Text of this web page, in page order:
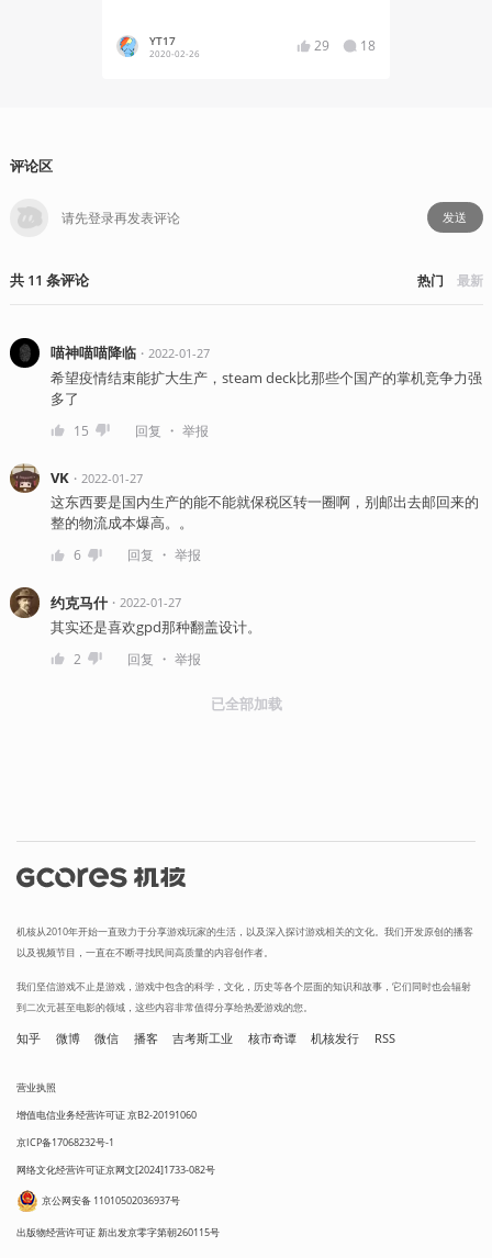
YT17
2020-02-26 29 18
评论区
发送
共 11 条评论 热门 最新
喵神喵喵降临・ 2022-01-27
希望疫情结束能扩大生产，steam deck比那些个国产的掌机竞争力强
多了
15 回复 ・ 举报
VK・ 2022-01-27
这东西要是国内生产的能不能就保税区转一圈啊，别邮出去邮回来的
整的物流成本爆高。。
6 回复 ・ 举报
约克马什・ 2022-01-27
其实还是喜欢gpd那种翻盖设计。
2 回复 ・ 举报
已全部加载
机核从2010年开始一直致力于分享游戏玩家的生活，以及深入探讨游戏相关的文化。我们开发原创的播客
以及视频节目，一直在不断寻找民间高质量的内容创作者。
我们坚信游戏不止是游戏，游戏中包含的科学，文化，历史等各个层面的知识和故事，它们同时也会辐射
到二次元甚至电影的领域，这些内容非常值得分享给热爱游戏的您。
知乎 微博 微信 播客 吉考斯工业 核市奇谭 机核发行 RSS
营业执照
增值电信业务经营许可证 京B2-20191060
京ICP备17068232号-1
网络文化经营许可证京网文[2024]1733-082号
京公网安备 11010502036937号
出版物经营许可证 新出发京零字第朝260115号